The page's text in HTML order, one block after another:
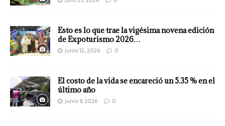
Esto es lo que trae la vigésima novena edición
de Expoturismo 2026…
junio 12, 2026 0
El costo de la vida se encareció un 5.35 % en el
último año
junio 9, 2026 0